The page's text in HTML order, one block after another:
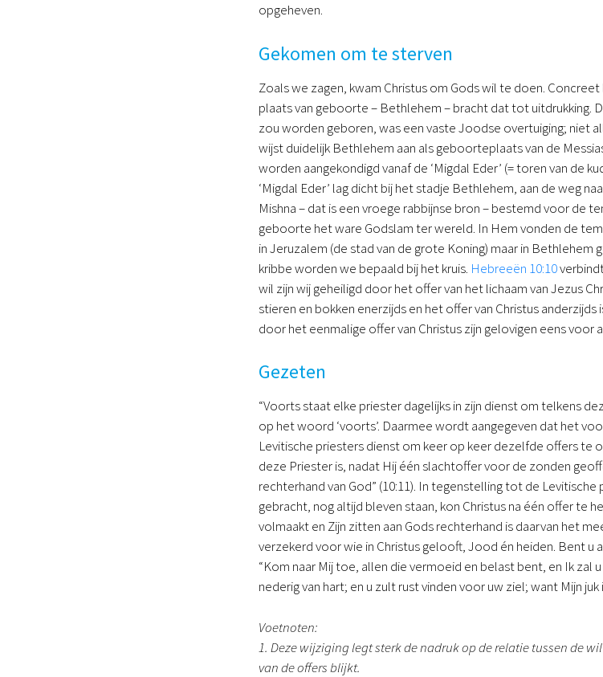
opgeheven.
Gekomen om te sterven
Zoals we zagen, kwam Christus om Gods wil te doen.
plaats van geboorte – Bethlehem – bracht dat tot uitdrukking.
zou worden geboren, was een vaste Joodse overtuiging; niet
wijst duidelijk Bethlehem aan als geboorteplaats van de
worden aangekondigd vanaf de ‘Migdal Eder’ (= toren van de
‘Migdal Eder’ lag dicht bij het stadje Bethlehem, aan de weg
Mishna – dat is een vroege rabbijnse bron – bestemd voor de
geboorte het ware Godslam ter wereld. In Hem vonden de
in Jeruzalem (de stad van de grote Koning) maar in
kribbe worden we bepaald bij het kruis. Hebreeën 10:10
wil zijn wij geheiligd door het offer van het lichaam van Jezus
stieren en bokken enerzijds en het offer van Christus
door het eenmalige offer van Christus zijn gelovigen eens
Gezeten
“Voorts staat elke priester dagelijks in zijn dienst om telkens
op het woord ‘voorts’. Daarmee wordt aangegeven dat het
Levitische priesters dienst om keer op keer dezelfde offers te
deze Priester is, nadat Hij één slachtoffer voor de zonden
rechterhand van God” (10:11). In tegenstelling tot de
gebracht, nog altijd bleven staan, kon Christus na één offer te
volmaakt en Zijn zitten aan Gods rechterhand is daarvan het
verzekerd voor wie in Christus gelooft, Jood én heiden. Bent
“Kom naar Mij toe, allen die vermoeid en belast bent, en Ik zal
nederig van hart; en u zult rust vinden voor uw ziel; want Mijn juk
Voetnoten:
1. Deze wijziging legt sterk de nadruk op de relatie tussen de
van de offers blijkt.